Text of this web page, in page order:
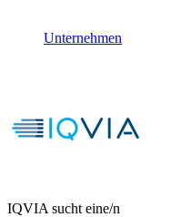
Unternehmen
IQVIA sucht eine/n